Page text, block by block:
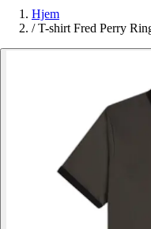
Hjem
/ T-shirt Fred Perry